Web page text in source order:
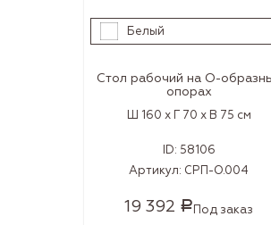
Белый
Стол рабочий на О-
опорах
Ш 160 x Г 70 x В 75 см
ID: 58106
Артикул: СРП-О.004
19 392 Р Под заказ